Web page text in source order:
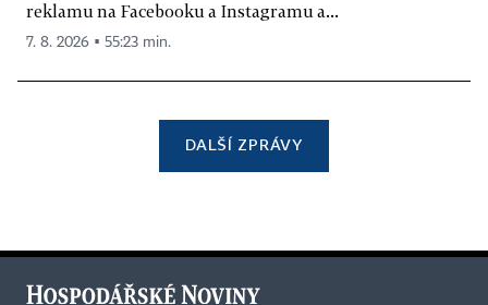
reklamu na Facebooku a Instagramu a...
7. 8. 2026 ▪ 55:23 min.
DALŠÍ ZPRÁVY